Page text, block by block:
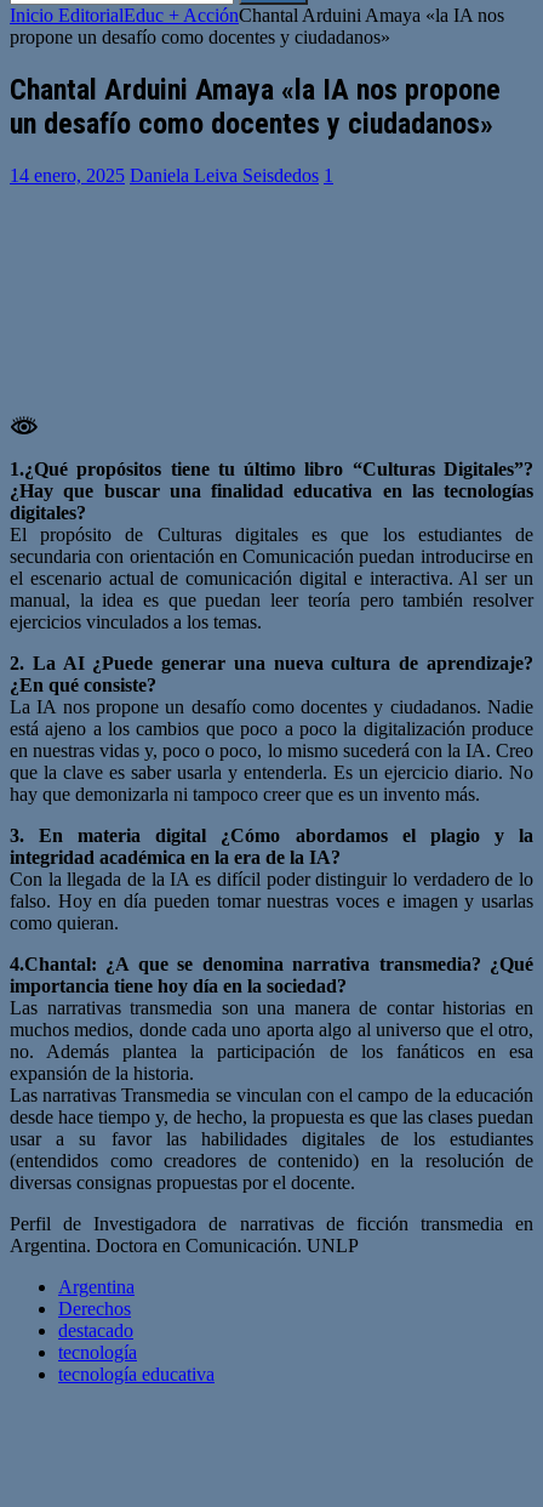
Inicio EditorialEduc + AcciónChantal Arduini Amaya «la IA nos
propone un desafío como docentes y ciudadanos»
Chantal Arduini Amaya «la IA nos propone
un desafío como docentes y ciudadanos»
14 enero, 2025 Daniela Leiva Seisdedos 1
1.¿Qué propósitos tiene tu último libro “Culturas Digitales”?
¿Hay que buscar una finalidad educativa en las tecnologías
digitales?
El propósito de Culturas digitales es que los estudiantes de
secundaria con orientación en Comunicación puedan introducirse en
el escenario actual de comunicación digital e interactiva. Al ser un
manual, la idea es que puedan leer teoría pero también resolver
ejercicios vinculados a los temas.
2. La AI ¿Puede generar una nueva cultura de aprendizaje?
¿En qué consiste?
La IA nos propone un desafío como docentes y ciudadanos. Nadie
está ajeno a los cambios que poco a poco la digitalización produce
en nuestras vidas y, poco o poco, lo mismo sucederá con la IA. Creo
que la clave es saber usarla y entenderla. Es un ejercicio diario. No
hay que demonizarla ni tampoco creer que es un invento más.
3. En materia digital ¿Cómo abordamos el plagio y la
integridad académica en la era de la IA?
Con la llegada de la IA es difícil poder distinguir lo verdadero de lo
falso. Hoy en día pueden tomar nuestras voces e imagen y usarlas
como quieran.
4.Chantal: ¿A que se denomina narrativa transmedia? ¿Qué
importancia tiene hoy día en la sociedad?
Las narrativas transmedia son una manera de contar historias en
muchos medios, donde cada uno aporta algo al universo que el otro,
no. Además plantea la participación de los fanáticos en esa
expansión de la historia.
Las narrativas Transmedia se vinculan con el campo de la educación
desde hace tiempo y, de hecho, la propuesta es que las clases puedan
usar a su favor las habilidades digitales de los estudiantes
(entendidos como creadores de contenido) en la resolución de
diversas consignas propuestas por el docente.
Perfil deInvestigadora de narrativas de ficción transmedia en
Argentina. Doctora en Comunicación. UNLP
Argentina
Derechos
destacado
tecnología
tecnología educativa